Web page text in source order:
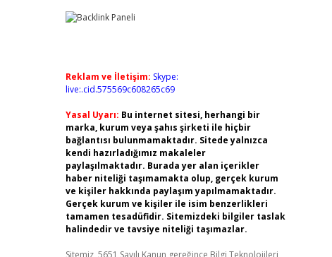
Reklam ve İletişim: Skype:
live:.cid.575569c608265c69
Yasal Uyarı: Bu internet sitesi, herhangi bir
marka, kurum veya şahıs şirketi ile hiçbir
bağlantısı bulunmamaktadır. Sitede yalnızca
kendi hazırladığımız makaleler
paylaşılmaktadır. Burada yer alan içerikler
haber niteliği taşımamakta olup, gerçek kurum
ve kişiler hakkında paylaşım yapılmamaktadır.
Gerçek kurum ve kişiler ile isim benzerlikleri
tamamen tesadüfidir. Sitemizdeki bilgiler taslak
halindedir ve tavsiye niteliği taşımazlar.
Sitemiz, 5651 Sayılı Kanun gereğince Bilgi Teknolojileri